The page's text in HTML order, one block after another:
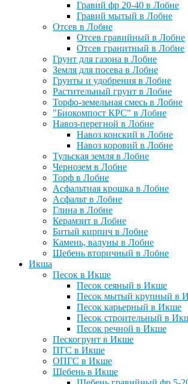
Гравий фр 20-40 в Лобне
Гравий мытый в Лобне
Отсев в Лобне
Отсев гравийный в Лобне
Отсев гранитный в Лобне
Грунт для газона в Лобне
Земля для посева в Лобне
Грунты и удобрения в Лобне
Растительный грунт в Лобне
Торфо-земельная смесь в Лобне
"Биокомпост КРС" в Лобне
Навоз-перегной в Лобне
Навоз конский в Лобне
Навоз коровий в Лобне
Тульская земля в Лобне
Чернозем в Лобне
Торф в Лобне
Асфальтная крошка в Лобне
Асфальт в Лобне
Глина в Лобне
Керамзит в Лобне
Битый кирпич в Лобне
Камень, валуны в Лобне
Щебень вторичный в Лобне
Икша
Песок в Икше
Песок сеяный в Икше
Песок мытый крупный в
Песок карьерный в Икше
Песок строительный в
Песок речной в Икше
Пескогрунт в Икше
ПГС в Икше
ОПГС в Икше
Щебень в Икше